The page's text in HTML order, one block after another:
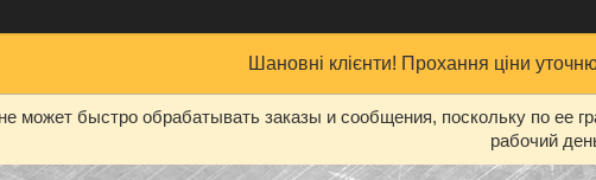
Шановні клієнти! Прохання ціни
может быстро обрабатывать заказы и сообщения, поскольку по ее
рабочий